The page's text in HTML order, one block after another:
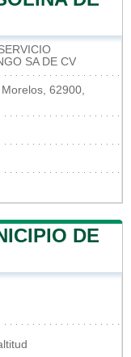
SA DE CV
62900,
DE